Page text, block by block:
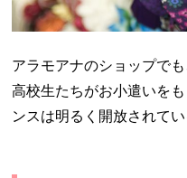
アラモアナのショップで
高校生たちがお小遣いを
ンスは明るく開放されてい